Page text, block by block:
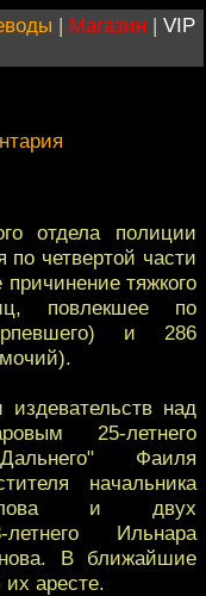
| Магазин | VIP
отдела полиции
четвертой части
тяжкого
повлекшее по
и 286
над
25-летнего
Фаиля
начальника
и двух
Ильнара
В ближайшие
аресте.